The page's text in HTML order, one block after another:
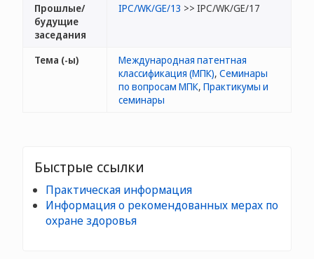
Прошлые/
будущие
заседания
IPC/WK/GE/13 >> IPC/WK/GE/17
Тема (-ы)
Международная патентная
классификация (МПК), Семинары
по вопросам МПК, Практикумы и
семинары
Быстрые ссылки
Практическая информация
Информация о рекомендованных мерах по
охране здоровья